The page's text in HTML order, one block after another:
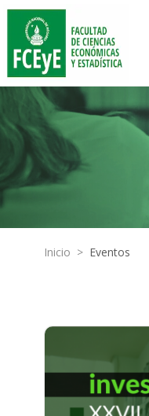
Inicio > Eventos